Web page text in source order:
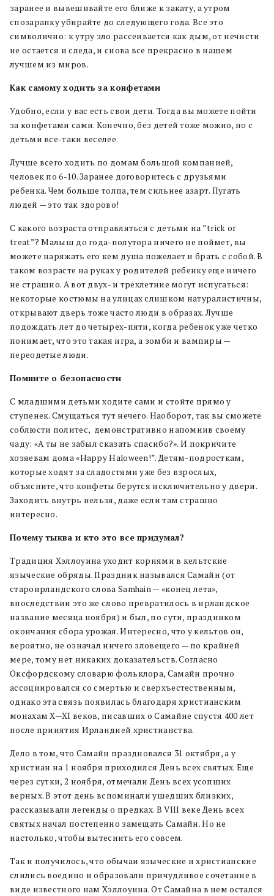
заранее и вывешивайте его ближе к закату, а утром
спозаранку убирайте до следующего года. Все это
символично: к утру зло рассеивается как дым, от нечисти
не остается и следа, и снова все прекрасно в нашем
лучшем из миров.
Как самому ходить за конфетами
Удобно, если у вас есть свои дети. Тогда вы можете пойти
за конфетами сами. Конечно, без детей тоже можно, но с
детьми все-таки веселее.
Лучше всего ходить по домам большой компанией,
человек по 6-10. Заранее договоритесь с друзьями
ребенка. Чем больше толпа, тем сильнее азарт. Пугать
людей — это так здорово!
С какого возраста отправляться с детьми на ”trick or
treat”? Малыш до года-полутора ничего не поймет, вы
можете наряжать его кем душа пожелает и брать с собой. В
таком возрасте на руках у родителей ребенку еще ничего
не страшно. А вот двух- и трехлетние могут испугаться:
некоторые костюмы на улицах слишком натуралистичны,
открывают дверь тоже часто люди в образах. Лучше
подождать лет до четырех-пяти, когда ребенок уже четко
понимает, что это такая игра, а зомби и вампиры —
переодетые люди.
Помните о безопасности
С младшими детьми ходите сами и стойте прямо у
ступенек. Смущаться тут нечего. Наоборот, так вы сможете
соблюсти политес, демонстративно напомнив своему
чаду: «А ты не забыл сказать спасибо?». И покричите
хозяевам дома «Happy Haloween!”. Детям-подросткам,
которые ходят за сладостями уже без взрослых,
объясните, что конфеты берутся исключительно у двери.
Заходить внутрь нельзя, даже если там страшно
интересно.
Почему тыква и кто это все придумал?
Традиция Хэллоуина уходит корнями в кельтские
языческие обряды. Праздник назывался Самайн (от
староирландского слова Samhain — «конец лета»,
впоследствии это же слово превратилось в ирландское
название месяца ноября) и был, по сути, праздником
окончания сбора урожая. Интересно, что у кельтов он,
вероятно, не означал ничего зловещего — по крайней
мере, тому нет никаких доказательств. Согласно
Оксфордскому словарю фольклора, Самайн прочно
ассоциировался со смертью и сверхъестественным,
однако эта связь появилась благодаря христианским
монахам X—XI веков, писавших о Самайне спустя 400 лет
после принятия Ирландией христианства.
Дело в том, что Самайн праздновался 31 октября, а у
христиан на 1 ноября приходился День всех святых. Еще
через сутки, 2 ноября, отмечали День всех усопших
верных. В этот день вспоминали ушедших близких,
рассказывали легенды о предках. В VIII веке День всех
святых начал постепенно замещать Самайн. Но не
настолько, чтобы вытеснить его совсем.
Так и получилось, что обычаи языческие и христианские
слились воедино и образовали причудливое сочетание в
виде известного нам Хэллоуина. От Самайна в нем остался